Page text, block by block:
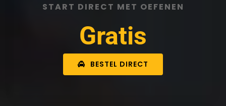
START DIRECT MET OEFENEN
Gratis
BESTEL DIRECT